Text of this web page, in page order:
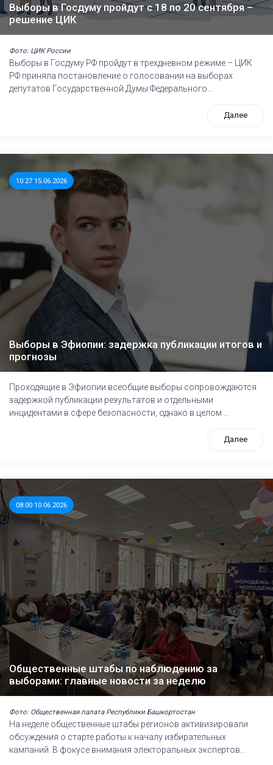
Выборы в Госдуму пройдут с 18 по 20 сентября –
решение ЦИК
Фото: ЦИК России
Выборы в Госдуму РФ пройдут в трехдневном режиме – ЦИК
РФ приняла постановление о голосовании на выборах
депутатов Государственной Думы Федерального...
Далее
10:27 15.06.2026
Выборы в Эфиопии: задержка публикации итогов и
прогнозы
Проходящие в Эфиопии всеобщие выборы сопровождаются
задержкой публикации результатов и отдельными
инцидентами в сфере безопасности, однако в целом ...
Далее
08:00 10.06.2026
Общественные штабы по наблюдению за
выборами: главные новости за неделю
Фото: Общественная палата Республики Башкортостан
На неделе общественные штабы регионов активизировали
обсуждения о старте работы к началу избирательных
кампаний. В фокусе внимания электоральных экспертов...